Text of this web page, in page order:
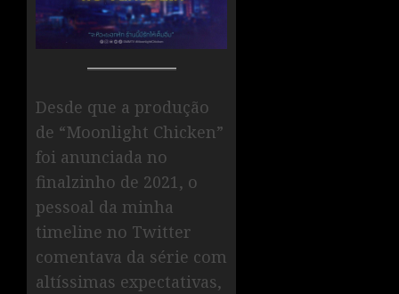
Desde que a produção
de “Moonlight Chicken”
foi anunciada no
finalzinho de 2021, o
pessoal da minha
timeline no Twitter
comentava da série com
altíssimas expectativas,